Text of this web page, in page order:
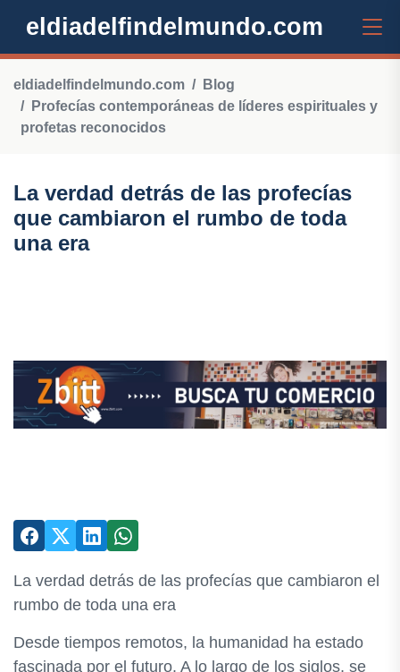
eldiadelfindelmundo.com
eldiadelfindelmundo.com
Blog
Profecías contemporáneas de líderes espirituales y
profetas reconocidos
La verdad detrás de las profecías
que cambiaron el rumbo de toda
una era
La verdad detrás de las profecías que cambiaron el
rumbo de toda una era
Desde tiempos remotos, la humanidad ha estado
fascinada por el futuro. A lo largo de los siglos, se